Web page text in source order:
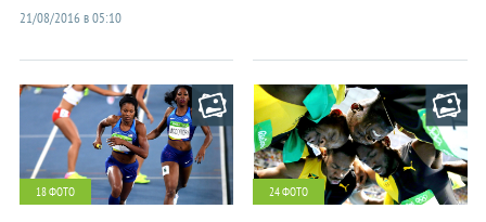
21/08/2016 в 05:10
18 ФОТО 24 ФОТО